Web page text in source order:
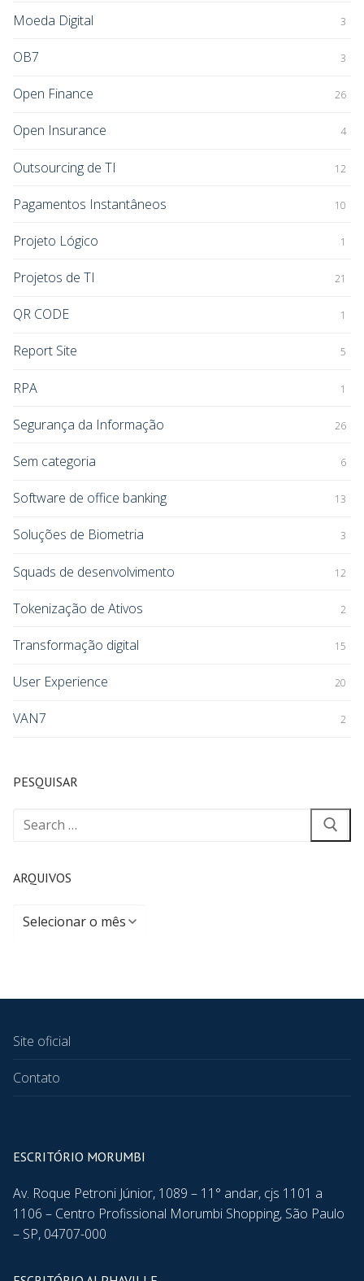
Moeda Digital 3
OB7 3
Open Finance 26
Open Insurance 4
Outsourcing de TI 12
Pagamentos Instantâneos 10
Projeto Lógico 1
Projetos de TI 21
QR CODE 1
Report Site 5
RPA 1
Segurança da Informação 26
Sem categoria 6
Software de office banking 13
Soluções de Biometria 3
Squads de desenvolvimento 12
Tokenização de Ativos 2
Transformação digital 15
User Experience 20
VAN7 2
PESQUISAR
ARQUIVOS
Site oficial
Contato
ESCRITÓRIO MORUMBI
Av. Roque Petroni Júnior, 1089 – 11° andar, cjs 1101 a
1106 – Centro Profissional Morumbi Shopping, São Paulo
– SP, 04707-000